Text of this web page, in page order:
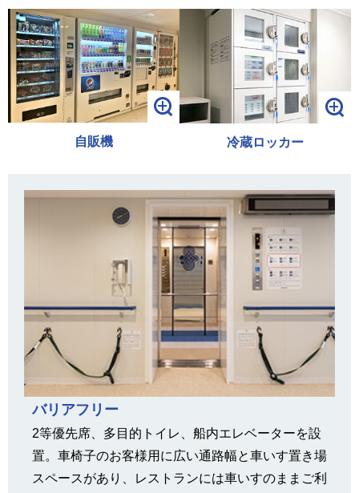
自販機 冷蔵ロッカー
バリアフリー
2等優先席、多目的トイレ、船内エレベーターを設
置。車椅子のお客様用に広い通路幅と車いす置き場
スペースがあり、レストランには車いすのままご利